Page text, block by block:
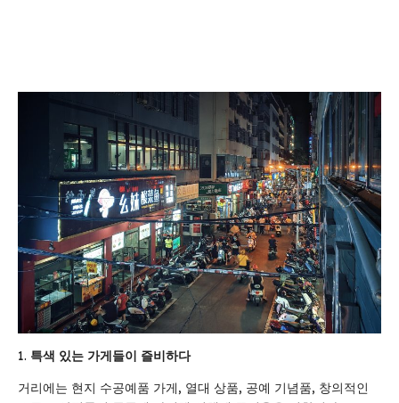
특색 있는 가게들이 즐비하다
거리에는 현지 수공예품 가게, 열대 상품, 공예 기념품, 창의적인